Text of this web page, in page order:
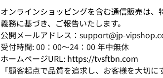
オンラインショッピングを含む通信販売は
義務に基づき、ご報告いたします。
公開メールアドレス： support@jp-
受付時間: 00：00〜24：00 年中無休
ホームページURL: https://tvsftbn.com
「顧客起点で品質を追求し、お客様を大切